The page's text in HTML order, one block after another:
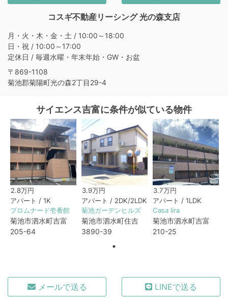
コスギ不動産リーシング 光の森支店
月・火・木・金・土 / 10:00～18:00
日・祝 / 10:00～17:00
定休日 / 毎週水曜・年末年始・GW・お盆
〒869-1108
菊池郡菊陽町光の森2丁目29-4
サイエンス吉富に条件が似ている物件
2.8万円
アパート / 1K
プロムナード壱番館
菊池市泗水町吉富
205-64
3.9万円
アパート / 2DK/2LDK
菊池ガーデンヒルズ
菊池市泗水町住吉
3890-39
3.7万円
アパート / 1LDK
Casa lira
菊池市泗水町吉富
210-25
メールで送る LINEで送る